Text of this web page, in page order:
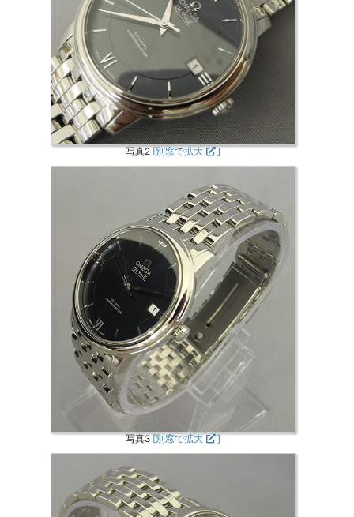
写真2 [別窓で拡大 ]
写真3 [別窓で拡大 ]